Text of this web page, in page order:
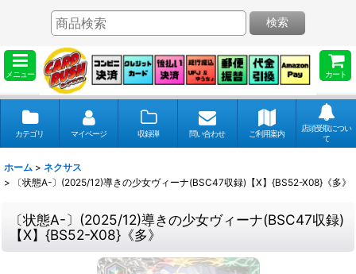
メニュー カート
検索
カテゴリ マイページ 収録弾 問い合わせ ご利用案内
店頭受取につい
て
ホーム > ネクサス
>
〔状態A-〕(2025/12)導きの少女ヴィーナ(BSC47収録)【X】{BS52-X08}《多》
〔状態A-〕(2025/12)導きの少女ヴィーナ(BSC47収録)
【X】{BS52-X08}《多》